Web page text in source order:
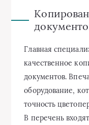
Главная
качественное
документов.
оборудование,
точность
В перечень